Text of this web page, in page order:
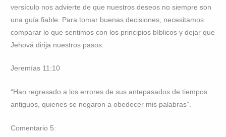
versículo nos advierte de que nuestros deseos no siempre son
una guía fiable. Para tomar buenas decisiones, necesitamos
comparar lo que sentimos con los principios bíblicos y dejar que
Jehová dirija nuestros pasos.
Jeremías 11:10
“Han regresado a los errores de sus antepasados de tiempos
antiguos, quienes se negaron a obedecer mis palabras”.
Comentario 5: